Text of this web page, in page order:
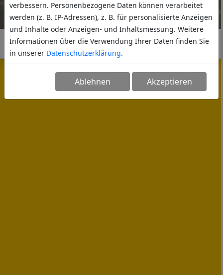
verbessern. Personenbezogene Daten können verarbeitet
werden (z. B. IP-Adressen), z. B. für personalisierte Anzeigen
und Inhalte oder Anzeigen- und Inhaltsmessung. Weitere
Informationen über die Verwendung Ihrer Daten finden Sie
in unserer Datenschutzerklärung.
Ablehnen Akzeptieren